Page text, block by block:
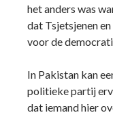
het anders was
dat Tsjetsjenen en
voor de
In Pakistan kan
politieke partij
dat iemand hier